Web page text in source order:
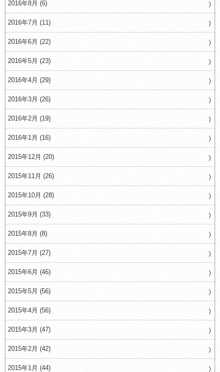
2016年8月 (6)
2016年7月 (11)
2016年6月 (22)
2016年5月 (23)
2016年4月 (29)
2016年3月 (26)
2016年2月 (19)
2016年1月 (16)
2015年12月 (20)
2015年11月 (26)
2015年10月 (28)
2015年9月 (33)
2015年8月 (8)
2015年7月 (27)
2015年6月 (46)
2015年5月 (56)
2015年4月 (56)
2015年3月 (47)
2015年2月 (42)
2015年1月 (44)